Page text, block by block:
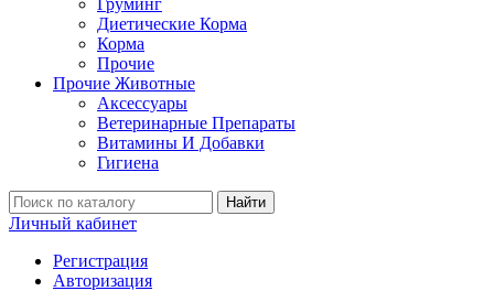
Груминг
Диетические Корма
Корма
Прочие
Прочие Животные
Аксессуары
Ветеринарные Препараты
Витамины И Добавки
Гигиена
Найти
Личный кабинет
Регистрация
Авторизация